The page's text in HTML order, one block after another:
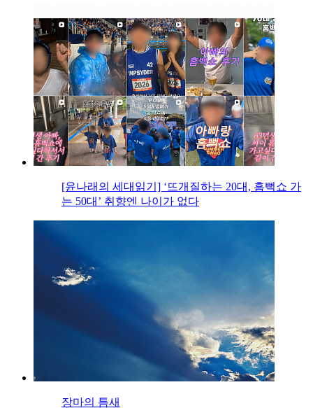
[윤나래의 세대읽기] ‘뜨개질하는 20대, 흠뻑쇼 가
는 50대’ 취향엔 나이가 없다
장마의 틈새